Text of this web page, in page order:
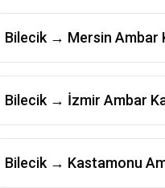
Bilecik → Mersin Ambar
Bilecik → İzmir Ambar
Bilecik → Kastamonu